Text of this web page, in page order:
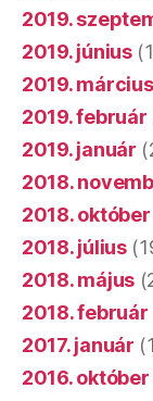
2019.
2019. június
2019. március
2019. február
2019. január
2018.
2018. október
2018. július
2018. május
2018. február
2017. január
2016. október